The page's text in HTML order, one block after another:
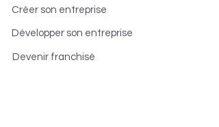
Créer son entreprise
Développer son entreprise
Devenir franchisé